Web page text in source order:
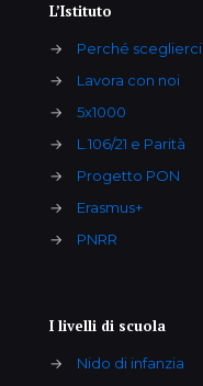
L’Istituto
→
Perché sceglierci
→
Lavora con noi
→
5x1000
→
L.106/21 e Parità
→
Progetto PON
→
Erasmus+
→
PNRR
I livelli di scuola
→
Nido di infanzia